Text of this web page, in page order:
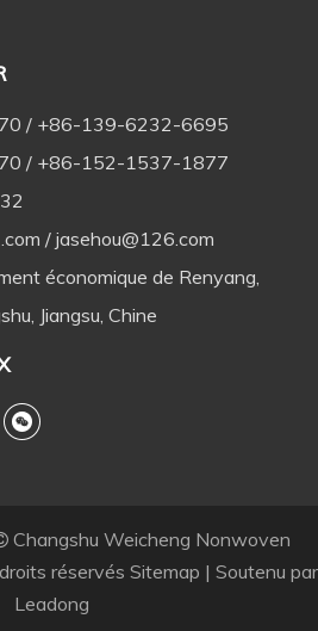
/ +86-139-6232-6695
/ +86-152-1537-1877
/ jasehou@126.com
économique de Renyang,
Jiangsu, Chine
Changshu Weicheng Nonwoven
réservés Sitemap | Soutenu par
Leadong